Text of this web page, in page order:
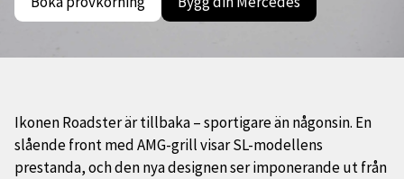
Ikonen Roadster är tillbaka – sportigare än någonsin. En
slående front med AMG-grill visar SL-modellens
prestanda, och den nya designen ser imponerande ut från